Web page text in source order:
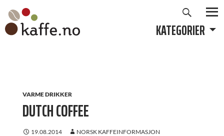
Hopp
innhold
KATEGORIER
VARME DRIKKER
DUTCH COFFEE
19.08.2014 NORSK KAFFEINFORMASJON